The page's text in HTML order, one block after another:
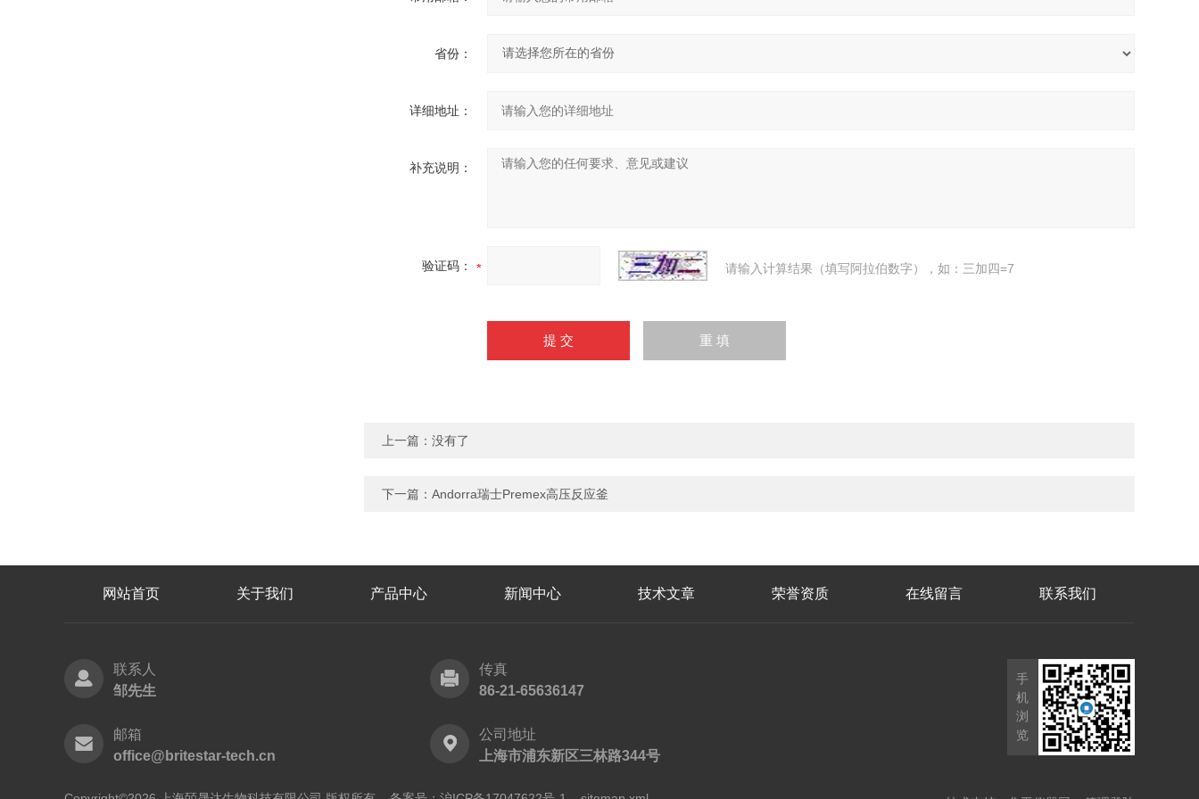
省份：
详细地址：
补充说明：
验证码： 请输入计算结果（填写阿拉伯数字），如：三加四=7
上一篇：没有了
下一篇： Andorra瑞士Premex高压反应釜
网站首页 关于我们 产品中心 新闻中心 技术文章 荣誉资质 在线留言 联系我们
联系人
邹先生
传真
86-21-65636147
邮箱
office@britestar-tech.cn
公司地址
上海市浦东新区三林路344号
手
机
浏
览